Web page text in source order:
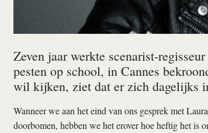
Zeven jaar werkte scenarist-
pesten op school, in Cannes
wil kijken, ziet dat er zich dagelijks
Wanneer we aan het eind van ons gesprek met
doorbomen, hebben we het erover hoe heftig het is